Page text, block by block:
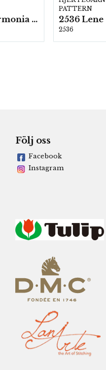
2607-Armonia och Alpaca 400
PATTERN
2536 Lene
2536
Följ oss
Facebook
Instagram